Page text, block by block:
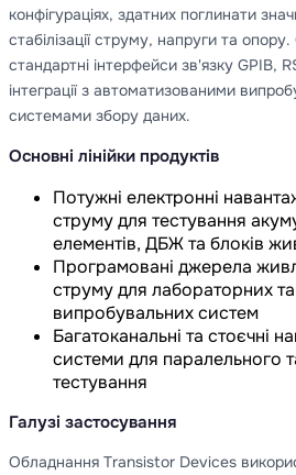
конфігураціях, здатних поглинати
стабілізації струму, напруги та
стандартні інтерфейси зв'язку GPIB,
інтеграції з автоматизованими
системами збору даних.
Основні лінійки продуктів
Потужні електронні
струму для тестування
елементів, ДБЖ та блоків
Програмовані джерела
струму для лабораторних
випробувальних систем
Багатоканальні та стоєчні
системи для паралельного
тестування
Галузі застосування
Обладнання Transistor Devices